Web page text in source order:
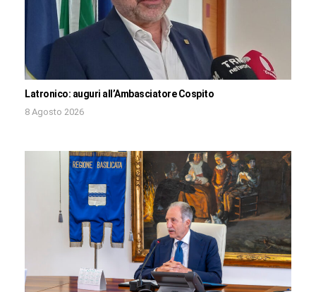
Latronico: auguri all’Ambasciatore Cospito
8 Agosto 2026